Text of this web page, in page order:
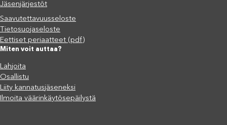
Jäsenjärjestöt
Saavutettavuusseloste
Tietosuojaseloste
Eettiset periaatteet (pdf)
Miten voit auttaa?
Lahjoita
Osallistu
Liity kannatusjäseneksi
Ilmoita väärinkäytösepäilystä